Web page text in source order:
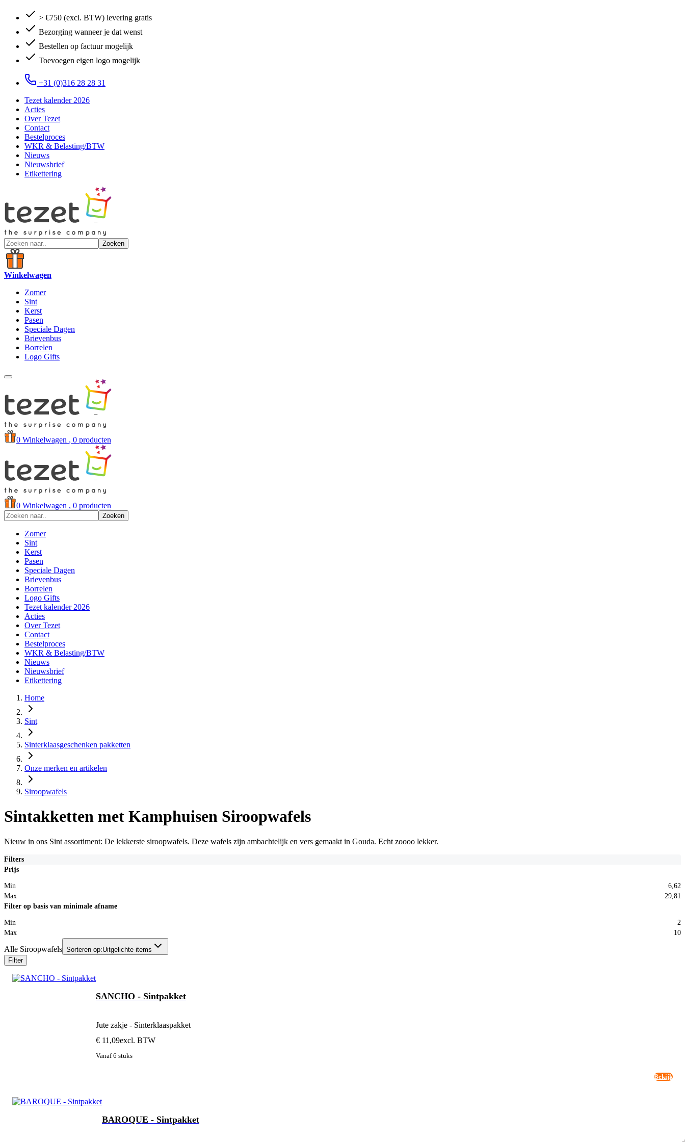
> €750 (excl. BTW) levering gratis
Bezorging wanneer je dat wenst
Bestellen op factuur mogelijk
Toevoegen eigen logo mogelijk
+31 (0)316 28 28 31
Tezet kalender 2026
Acties
Over Tezet
Contact
Bestelproces
WKR & Belasting/BTW
Nieuws
Nieuwsbrief
Etikettering
Zoeken
Winkelwagen
Zomer
Sint
Kerst
Pasen
Speciale Dagen
Brievenbus
Borrelen
Logo Gifts
0 Winkelwagen , 0 producten
0 Winkelwagen , 0 producten
Zoeken
Zomer
Sint
Kerst
Pasen
Speciale Dagen
Brievenbus
Borrelen
Logo Gifts
Tezet kalender 2026
Acties
Over Tezet
Contact
Bestelproces
WKR & Belasting/BTW
Nieuws
Nieuwsbrief
Etikettering
Home
Sint
Sinterklaasgeschenken pakketten
Onze merken en artikelen
Siroopwafels
Sintakketten met Kamphuisen Siroopwafels
Nieuw in ons Sint assortiment: De lekkerste siroopwafels. Deze wafels zijn ambachtelijk en vers gemaakt in Gouda. Echt zoooo lekker.
Filters
Prijs
Min
6,62
Max
29,81
Filter op basis van minimale afname
Min
2
Max
10
Alle Siroopwafels Sorteren op:Uitgelichte items
Filter
SANCHO - Sintpakket
Jute zakje - Sinterklaaspakket
€ 11,09excl. BTW
Vanaf 6 stuks
Bekijk
BAROQUE - Sintpakket